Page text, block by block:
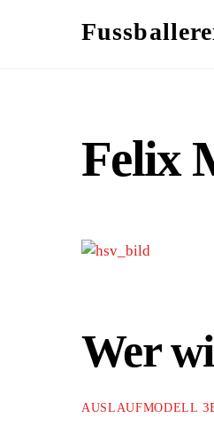
Felix
Wer
AUSLAUFMODELL